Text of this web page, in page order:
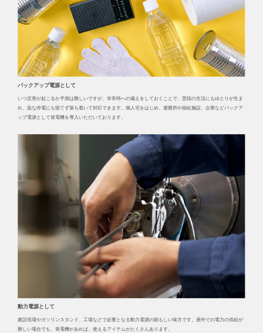
バックアップ電源として
いつ災害が起こるか予測は難しいですが、非常時への備えをしておくことで、普段の生活にもゆとりが生ま
れ、急な停電にも慌てず落ち着いて対応できます。個人宅をはじめ、避難所や福祉施設、企業などバックア
ップ電源として発電機を導入いただいております。
動力電源として
建設現場やガソリンスタンド、工場などで必要となる動力電源の頼もしい味方です。屋外での電力の供給が
難しい場合でも、発電機があれば、使えるアイテムがたくさんあります。